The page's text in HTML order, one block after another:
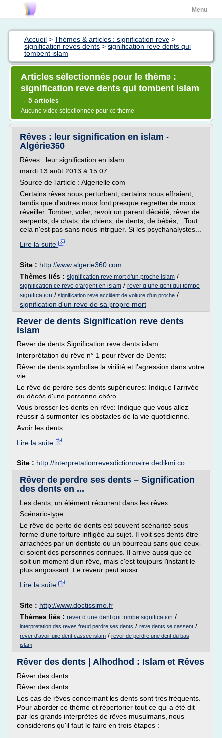
Menu
Accueil > Thèmes & articles : signification reve >
signification reves dents > signification reve dents qui
tombent islam
Articles sélectionnés pour le thème :
signification reve dents qui tombent islam
→ 5 articles
Aucune vidéo sélectionnée pour ce thème
Rêves : leur signification en islam -
Algérie360
Rêves : leur signification en islam
mardi 13 août 2013 à 15:07
Source de l'article : Algerielle.com
Certains rêves nous perturbent, certains nous effraient,
tandis que d'autres nous font presque regretter de nous
réveiller. Tomber, voler, revoir un parent décédé, rêver de
serpents, de chats, de chiens, de dents, de bébés,...Tout
cela n'est pas sans nous intriguer. Si les psychanalystes...
Lire la suite
Site : http://www.algerie360.com
Thèmes liés : signification reve mort d'un proche islam /
signification de reve d'argent en islam / rever d une dent qui tombe
signification / signification reve accident de voiture d'un proche /
signification d'un reve de sa propre mort
Rever de dents Signification reve dents
islam
Rever de dents Signification reve dents islam
Interprétation du rêve n° 1 pour rêver de Dents:
Rêver de dents symbolise la virilité et l'agression dans votre
vie.
Le rêve de perdre ses dents supérieures: Indique l'arrivée
du décès d'une personne chère.
Vous brosser les dents en rêve: Indique que vous allez
réussir à surmonter les obstacles de la vie quotidienne.
Avoir les dents...
Lire la suite
Site : http://interpretationrevesdictionnaire.dedikmi.co
Rêver de perdre ses dents – Signification
des dents en ...
Les dents, un élément récurrent dans les rêves
Scénario-type
Le rêve de perte de dents est souvent scénarisé sous
forme d'une torture infligée au sujet. Il voit ses dents être
arrachées par un dentiste ou un bourreau sans que ceux-
ci soient des personnes connues. Il arrive aussi que ce
soit un moment d'un rêve, mais c'est toujours l'instant le
plus angoissant. Le rêveur peut aussi...
Lire la suite
Site : http://www.doctissimo.fr
Thèmes liés : rever d une dent qui tombe signification /
interpretation des reves freud perdre ses dents / reve dents se cassent /
rever d'avoir une dent cassee islam / rever de perdre une dent du bas
islam
Rêver des dents | Alhodhod : Islam et Rêves
Rêver des dents
Rêver des dents
Les cas de rêves concernant les dents sont très fréquents.
Pour aborder ce thème et répertorier tout ce qui a été dit
par les grands interprètes de rêves musulmans, nous
considérons qu'il faut le faire en trois étapes :